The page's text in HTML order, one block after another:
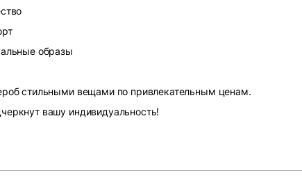
образы
стильными вещами по привлекательным ценам.
вашу индивидуальность!